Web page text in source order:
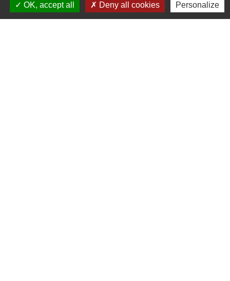
Liens utiles
OK, accept all
Deny all cookies Personalize